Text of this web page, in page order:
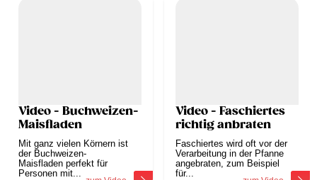
Video - Buchweizen-
Maisfladen
Mit ganz vielen Körnern ist
der Buchweizen-
Maisfladen perfekt für
Personen mit...
Video - Faschiertes
richtig anbraten
Faschiertes wird oft vor der
Verarbeitung in der Pfanne
angebraten, zum Beispiel
für...